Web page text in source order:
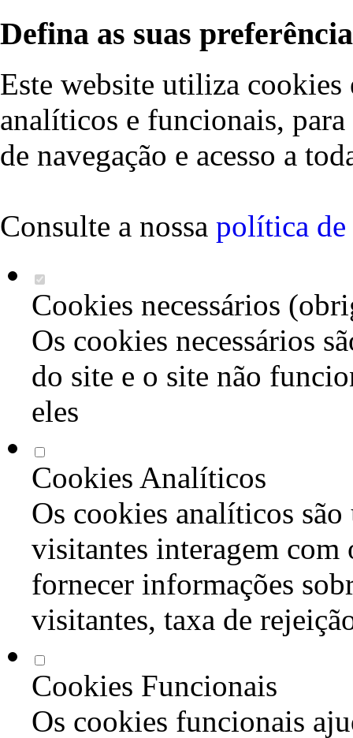
Defina as suas
Este website utiliza cookies
analíticos e funcionais,
de navegação e acesso a
Consulte a nossa política de
Cookies necessários
Os cookies necessários
do site e o site não
eles
Cookies Analíticos
Os cookies analíticos são
visitantes interagem com
fornecer informações
visitantes, taxa de
Cookies Funcionais
Os cookies funcionais